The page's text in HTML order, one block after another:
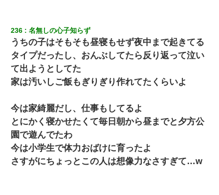
236 名無しの心子知らず
うちの子はそもそも昼寝もせず夜中まで起きてる
タイプだったし、おんぶしてたら反り返って泣い
て出ようとしてた
家は汚いしご飯もぎりぎり作れてたくらいよ
今は家綺麗だし、仕事もしてるよ
とにかく寝かせたくて毎日朝から昼までと夕方公
園で遊んでたわ
今は小学生で体力おばけに育ったよ
さすがにちょっとこの人は想像力なさすぎて…w